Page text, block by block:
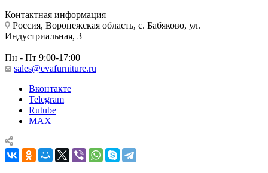
Контактная информация
Россия, Воронежская область, с. Бабяково, ул.
Индустриальная, 3
Пн - Пт 9:00-17:00
sales@evafurniture.ru
Вконтакте
Telegram
Rutube
MAX